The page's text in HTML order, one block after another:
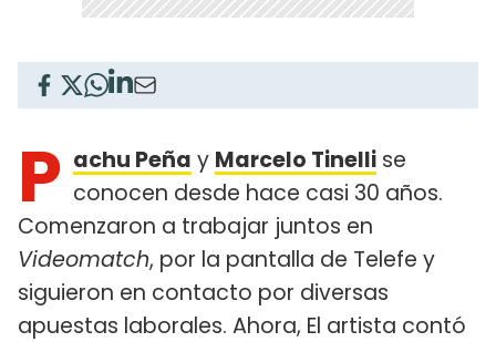
P achu Peña y Marcelo Tinelli se
conocen desde hace casi 30 años.
Comenzaron a trabajar juntos en
Videomatch, por la pantalla de Telefe y
siguieron en contacto por diversas
apuestas laborales. Ahora, El artista contó